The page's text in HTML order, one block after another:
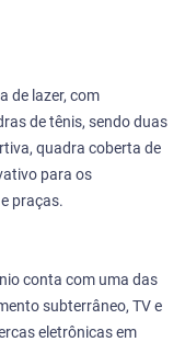
de lazer, com
de tênis, sendo duas
quadra coberta de
para os
praças.
conta com uma das
subterrâneo, TV e
eletrônicas em